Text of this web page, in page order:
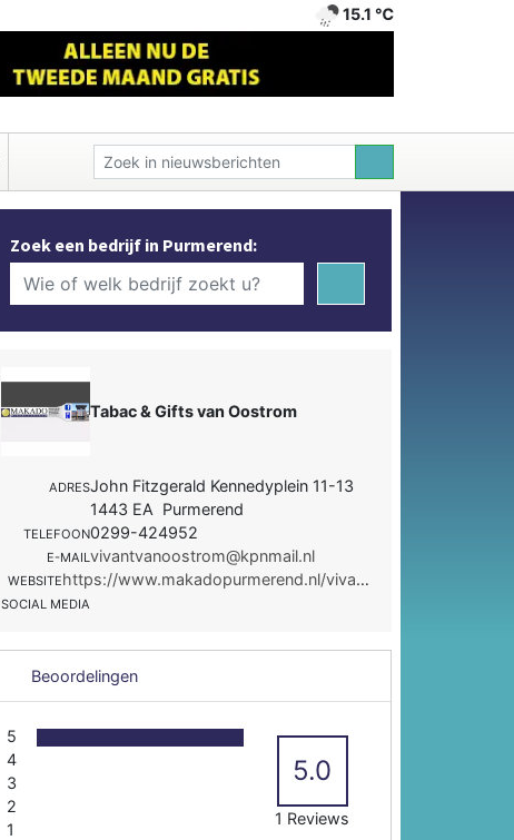
15.1 ℃
Zoek een bedrijf in Purmerend:
Tabac & Gifts van Oostrom
ADRESJohn Fitzgerald Kennedyplein 11-13
1443 EA Purmerend
TELEFOON0299-424952
E-MAILvivantvanoostrom@kpnmail.nl
WEBSITE https://www.makadopurmerend.nl/vivant-van-oostrom.html
SOCIAL MEDIA
Beoordelingen
5
4
3
2
1
5.0
1 Reviews